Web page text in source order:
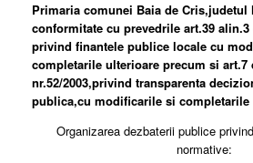
Primaria comunei Baia de Cris,judetul
conformitate cu prevedrile art.39 alin.3
privind finantele publice locale cu
completarile ulterioare precum si art.7
nr.52/2003,privind transparenta
publica,cu modificarile si
Organizarea dezbaterii publice
normative: